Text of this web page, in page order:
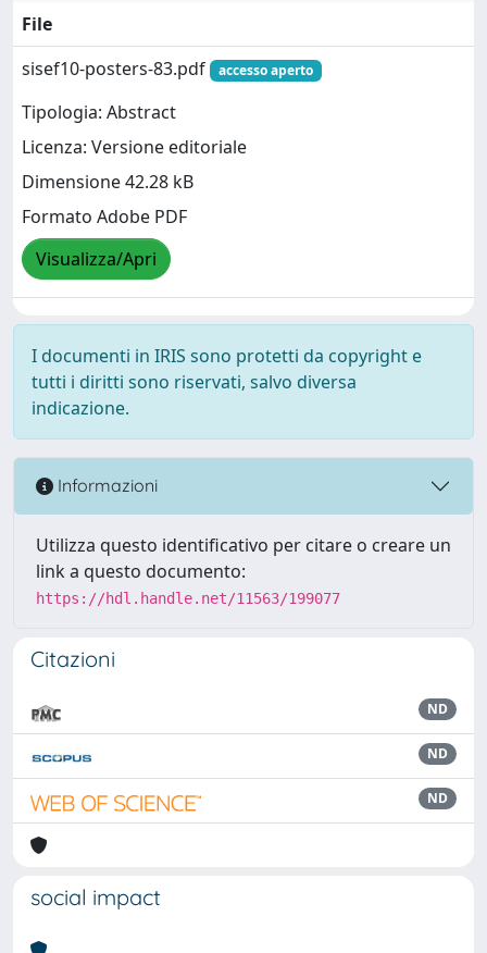
File
sisef10-posters-83.pdf
accesso aperto
Tipologia: Abstract
Licenza: Versione editoriale
Dimensione 42.28 kB
Formato Adobe PDF
Visualizza/Apri
I documenti in IRIS sono protetti da copyright e
tutti i diritti sono riservati, salvo diversa
indicazione.
Informazioni
Utilizza questo identificativo per citare o creare un
link a questo documento:
https://hdl.handle.net/11563/199077
Citazioni
ND
ND
ND
social impact